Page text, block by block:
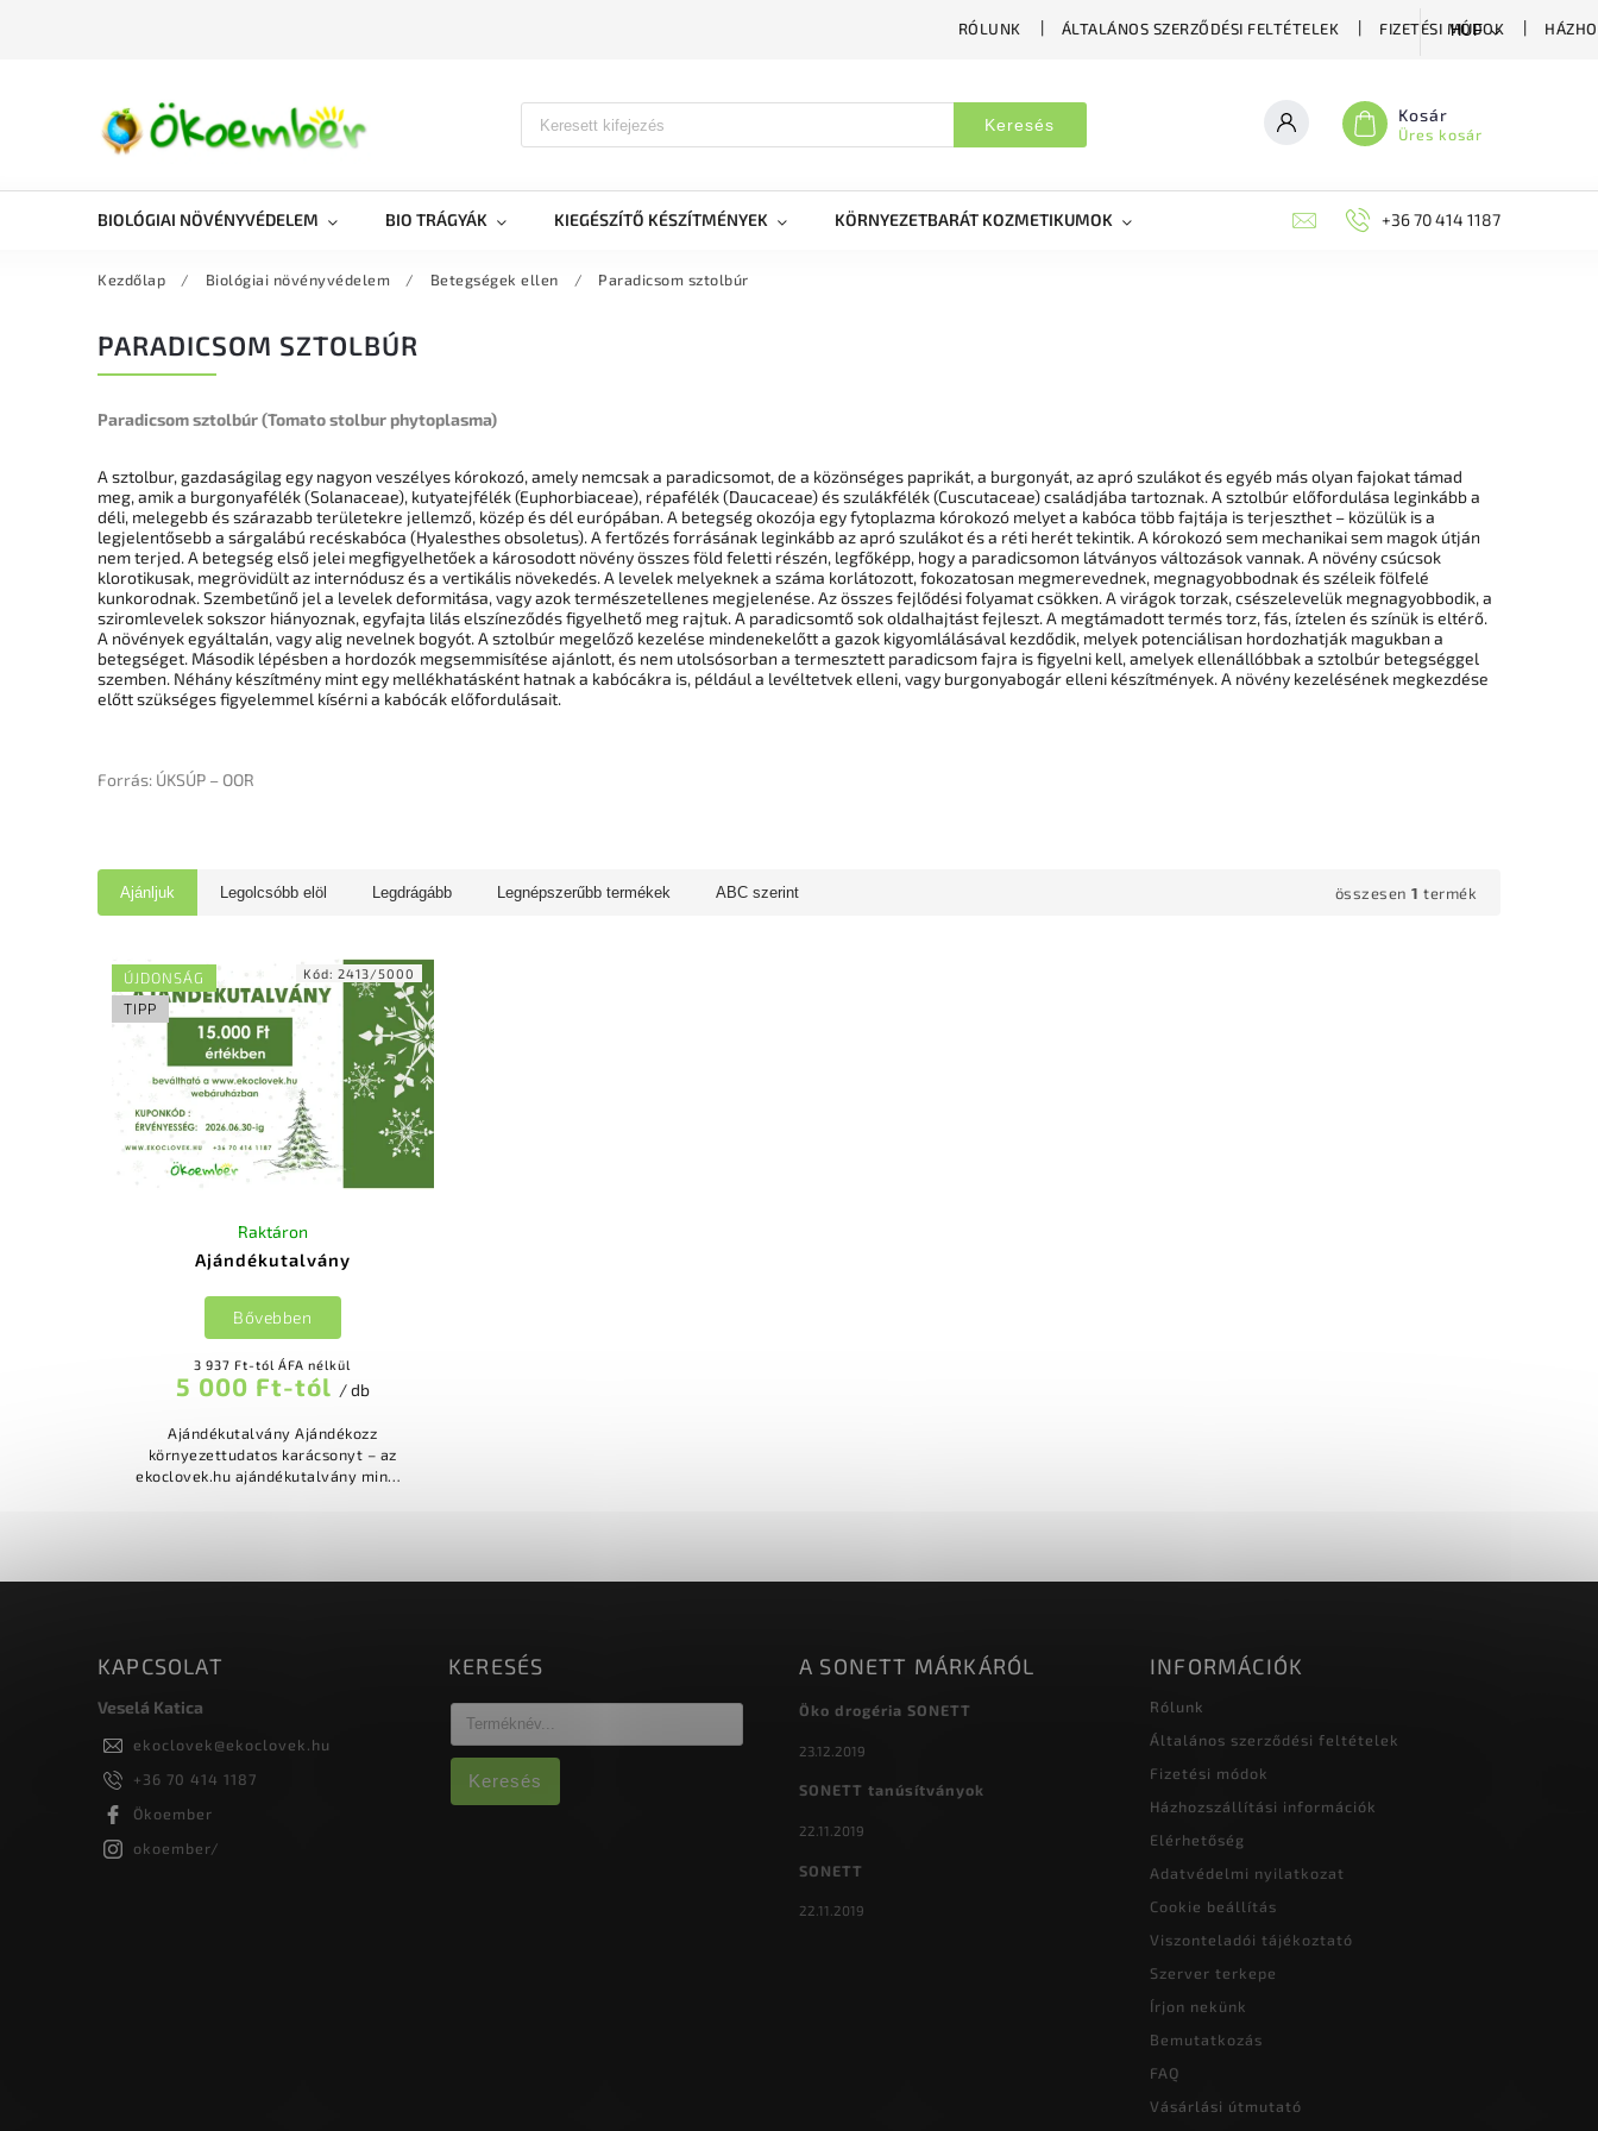
RÓLUNK ÁLTALÁNOS SZERZŐDÉSI FELTÉTELEK FIZETÉSI MÓDOK
HUF
Keresés Kosár
Üres kosár
BIOLÓGIAI NÖVÉNYVÉDELEM BIO TRÁGYÁK KIEGÉSZÍTŐ KÉSZÍTMÉNYEK KÖRNYEZETBARÁT KOZMETIKUMOK BLOG MÉHÉSZETI
+36 70 414 1187
Kezdőlap / Biológiai növényvédelem / Betegségek ellen / Paradicsom sztolbúr
PARADICSOM SZTOLBÚR
Paradicsom sztolbúr (Tomato stolbur phytoplasma)
A sztolbur, gazdaságilag egy nagyon veszélyes kórokozó, amely nemcsak a paradicsomot, de a közönséges paprikát, a burgonyát, az apró szulákot és egyéb más olyan fajokat támad
meg, amik a burgonyafélék (Solanaceae), kutyatejfélék (Euphorbiaceae), répafélék (Daucaceae) és szulákfélék (Cuscutaceae) családjába tartoznak. A sztolbúr előfordulása leginkább a
déli, melegebb és szárazabb területekre jellemző, közép és dél európában. A betegség okozója egy fytoplazma kórokozó melyet a kabóca több fajtája is terjeszthet – közülük is a
legjelentősebb a sárgalábú recéskabóca (Hyalesthes obsoletus). A fertőzés forrásának leginkább az apró szulákot és a réti herét tekintik. A kórokozó sem mechanikai sem magok útján
nem terjed. A betegség első jelei megfigyelhetőek a károsodott növény összes föld feletti részén, legfőképp, hogy a paradicsomon látványos változások vannak. A növény csúcsok
klorotikusak, megrövidült az internódusz és a vertikális növekedés. A levelek melyeknek a száma korlátozott, fokozatosan megmerevednek, megnagyobbodnak és széleik fölfelé
kunkorodnak. Szembetűnő jel a levelek deformitása, vagy azok természetellenes megjelenése. Az összes fejlődési folyamat csökken. A virágok torzak, csészelevelük megnagyobbodik, a
sziromlevelek sokszor hiányoznak, egyfajta lilás elszíneződés figyelhető meg rajtuk. A paradicsomtő sok oldalhajtást fejleszt. A megtámadott termés torz, fás, íztelen és színük is eltérő.
A növények egyáltalán, vagy alig nevelnek bogyót. A sztolbúr megelőző kezelése mindenekelőtt a gazok kigyomlálásával kezdődik, melyek potenciálisan hordozhatják magukban a
betegséget. Második lépésben a hordozók megsemmisítése ajánlott, és nem utolsósorban a termesztett paradicsom fajra is figyelni kell, amelyek ellenállóbbak a sztolbúr betegséggel
szemben. Néhány készítmény mint egy mellékhatásként hatnak a kabócákra is, például a levéltetvek elleni, vagy burgonyabogár elleni készítmények. A növény kezelésének megkezdése
előtt szükséges figyelemmel kísérni a kabócák előfordulásait.
Forrás: ÚKSÚP – OOR
Ajánljuk Legolcsóbb elöl Legdrágább Legnépszerűbb termékek ABC szerint összesen 1 termék
ÚJDONSÁG
TIPP
Ajándékutalvány
Raktáron
3 937 Ft-tól ÁFA nélkül
5 000 Ft-tól / db
Bővebben
Ajándékutalvány Ajándékozz
környezettudatos karácsonyt – az
ekoclovek.hu ajándékutalvány mindig
Kód:2413/5000
KAPCSOLAT
Veselá Katica
ekoclovek@ekoclovek.hu
+36 70 414 1187
Ökoember
okoember/
KERESÉS
Keresés
A SONETT MÁRKÁRÓL
Öko drogéria SONETT
23.12.2019
SONETT tanúsítványok
22.11.2019
SONETT
22.11.2019
INFORMÁCIÓK
Rólunk
Általános szerződési feltételek
Fizetési módok
Házhozszállítási információk
Elérhetőség
Adatvédelmi nyilatkozat
Cookie beállítás
Viszonteladói tájékoztató
Szerver terkepe
Írjon nekünk
Bemutatkozás
FAQ
Vásárlási útmutató